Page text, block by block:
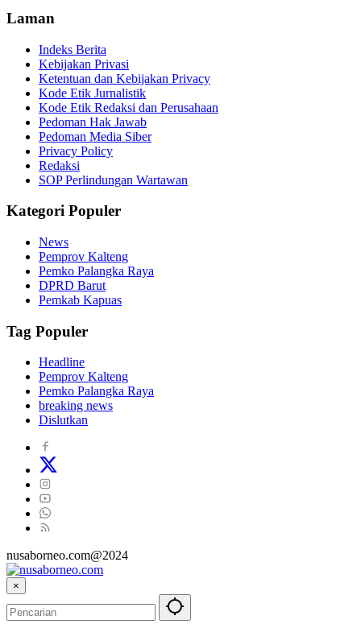
Laman
Indeks Berita
Kebijakan Privasi
Ketentuan dan Kebijakan Privacy
Kode Etik Jurnalistik
Kode Etik Redaksi dan Perusahaan
Pedoman Hak Jawab
Pedoman Media Siber
Privacy Policy
Redaksi
SOP Perlindungan Wartawan
Kategori Populer
News
Pemprov Kalteng
Pemko Palangka Raya
DPRD Barut
Pemkab Kapuas
Tag Populer
Headline
Pemprov Kalteng
Pemko Palangka Raya
breaking news
Dislutkan
nusaborneo.com@2024
×